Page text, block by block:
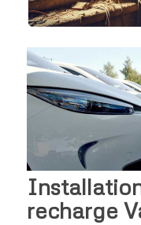
recharge